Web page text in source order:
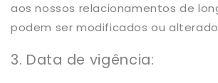
aos nossos relacionamentos de
podem ser modificados ou
3. Data de vigência: